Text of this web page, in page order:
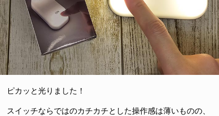
ピカッと光りました！
スイッチならではのカチカチとした操作感は薄いものの、